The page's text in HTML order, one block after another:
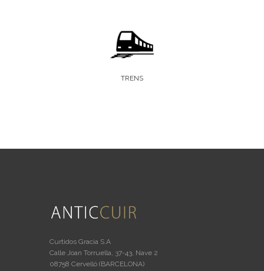
TRENS
Curtidos Gracia S.A
Calle Joan Torruella, 37-43, Nave 2
08758 Cervelló (BARCELONA)